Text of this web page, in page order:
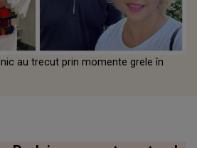
au trecut prin momente grele în